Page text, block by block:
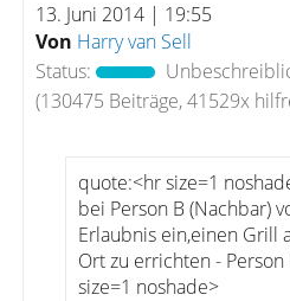
13. Juni 2014 | 19:55
Von Harry van Sell
Status:
(130475 Beiträge, 41529x
quote:<hr size=1
bei Person B (Nachbar)
Erlaubnis ein,einen Grill
Ort zu errichten -
size=1 noshade>